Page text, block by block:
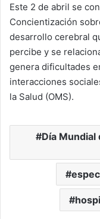
Este 2 de abril se
Concientización
desarrollo cerebral
percibe y se
genera dificultades
interacciones
la Salud (OMS).
Día